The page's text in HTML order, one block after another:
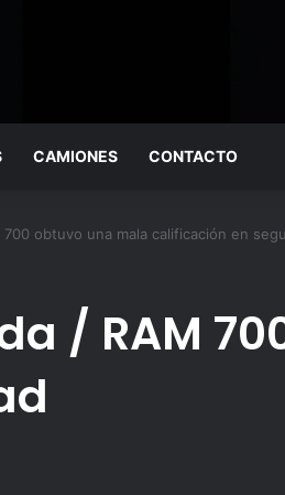
CAMIONES CONTACTO
700 obtuvo una mala calificación en
/ RAM